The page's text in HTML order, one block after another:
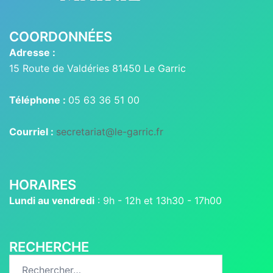
COORDONNÉES
Adresse :
15 Route de Valdéries 81450 Le Garric
Téléphone : 05 63 36 51 00
Courriel : secretariat@le-garric.fr
HORAIRES
Lundi au vendredi : 9h - 12h et 13h30 - 17h00
RECHERCHE